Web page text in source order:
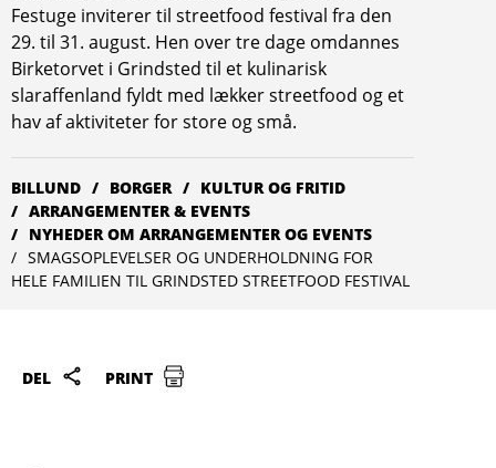
Festuge inviterer til streetfood festival fra den
29. til 31. august. Hen over tre dage omdannes
Birketorvet i Grindsted til et kulinarisk
slaraffenland fyldt med lækker streetfood og et
hav af aktiviteter for store og små.
BILLUND BORGER
KULTUR OG FRITID
ARRAN­­GEMENTER & EVENTS
NYHEDER OM ARRANGEMENTER OG EVENTS
SMAGSOPLEVELSER OG UNDERHOLDNING FOR
HELE FAMILIEN TIL GRINDSTED STREETFOOD FESTIVAL
DEL PRINT